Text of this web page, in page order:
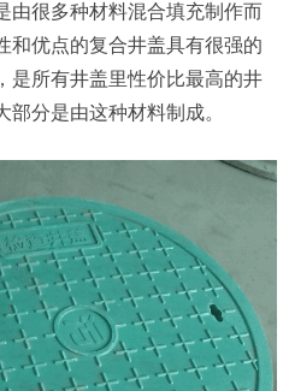
由很多种材料混合填充制作而
和优点的复合井盖具有很强的
是所有井盖里性价比最高的井
分是由这种材料制成。